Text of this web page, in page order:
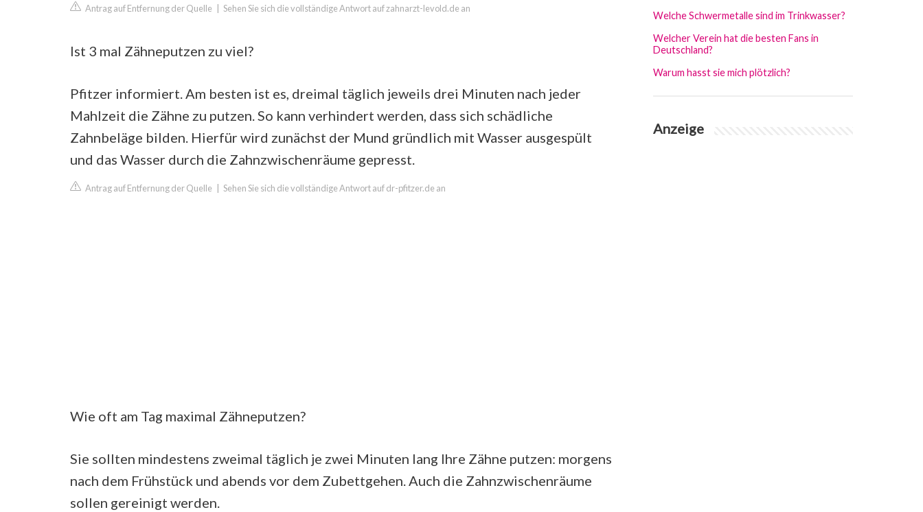
Antrag auf Entfernung der Quelle Sehen Sie sich die vollständige Antwort auf zahnarzt-levold.de an
Ist 3 mal Zähneputzen zu viel?
Pfitzer informiert. Am besten ist es, dreimal täglich jeweils drei Minuten nach jeder
Mahlzeit die Zähne zu putzen. So kann verhindert werden, dass sich schädliche
Zahnbeläge bilden. Hierfür wird zunächst der Mund gründlich mit Wasser ausgespült
und das Wasser durch die Zahnzwischenräume gepresst.
Antrag auf Entfernung der Quelle Sehen Sie sich die vollständige Antwort auf dr-pfitzer.de an
Wie oft am Tag maximal Zähneputzen?
Sie sollten mindestens zweimal täglich je zwei Minuten lang Ihre Zähne putzen: morgens
nach dem Frühstück und abends vor dem Zubettgehen. Auch die Zahnzwischenräume
sollen gereinigt werden.
Welche Schwermetalle sind im Trinkwasser?
Welcher Verein hat die besten Fans in
Deutschland?
Warum hasst sie mich plötzlich?
Anzeige